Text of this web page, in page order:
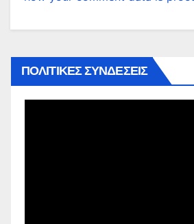
ΠΟΛΙΤΙΚΕΣ ΣΥΝΔΕΣΕΙΣ